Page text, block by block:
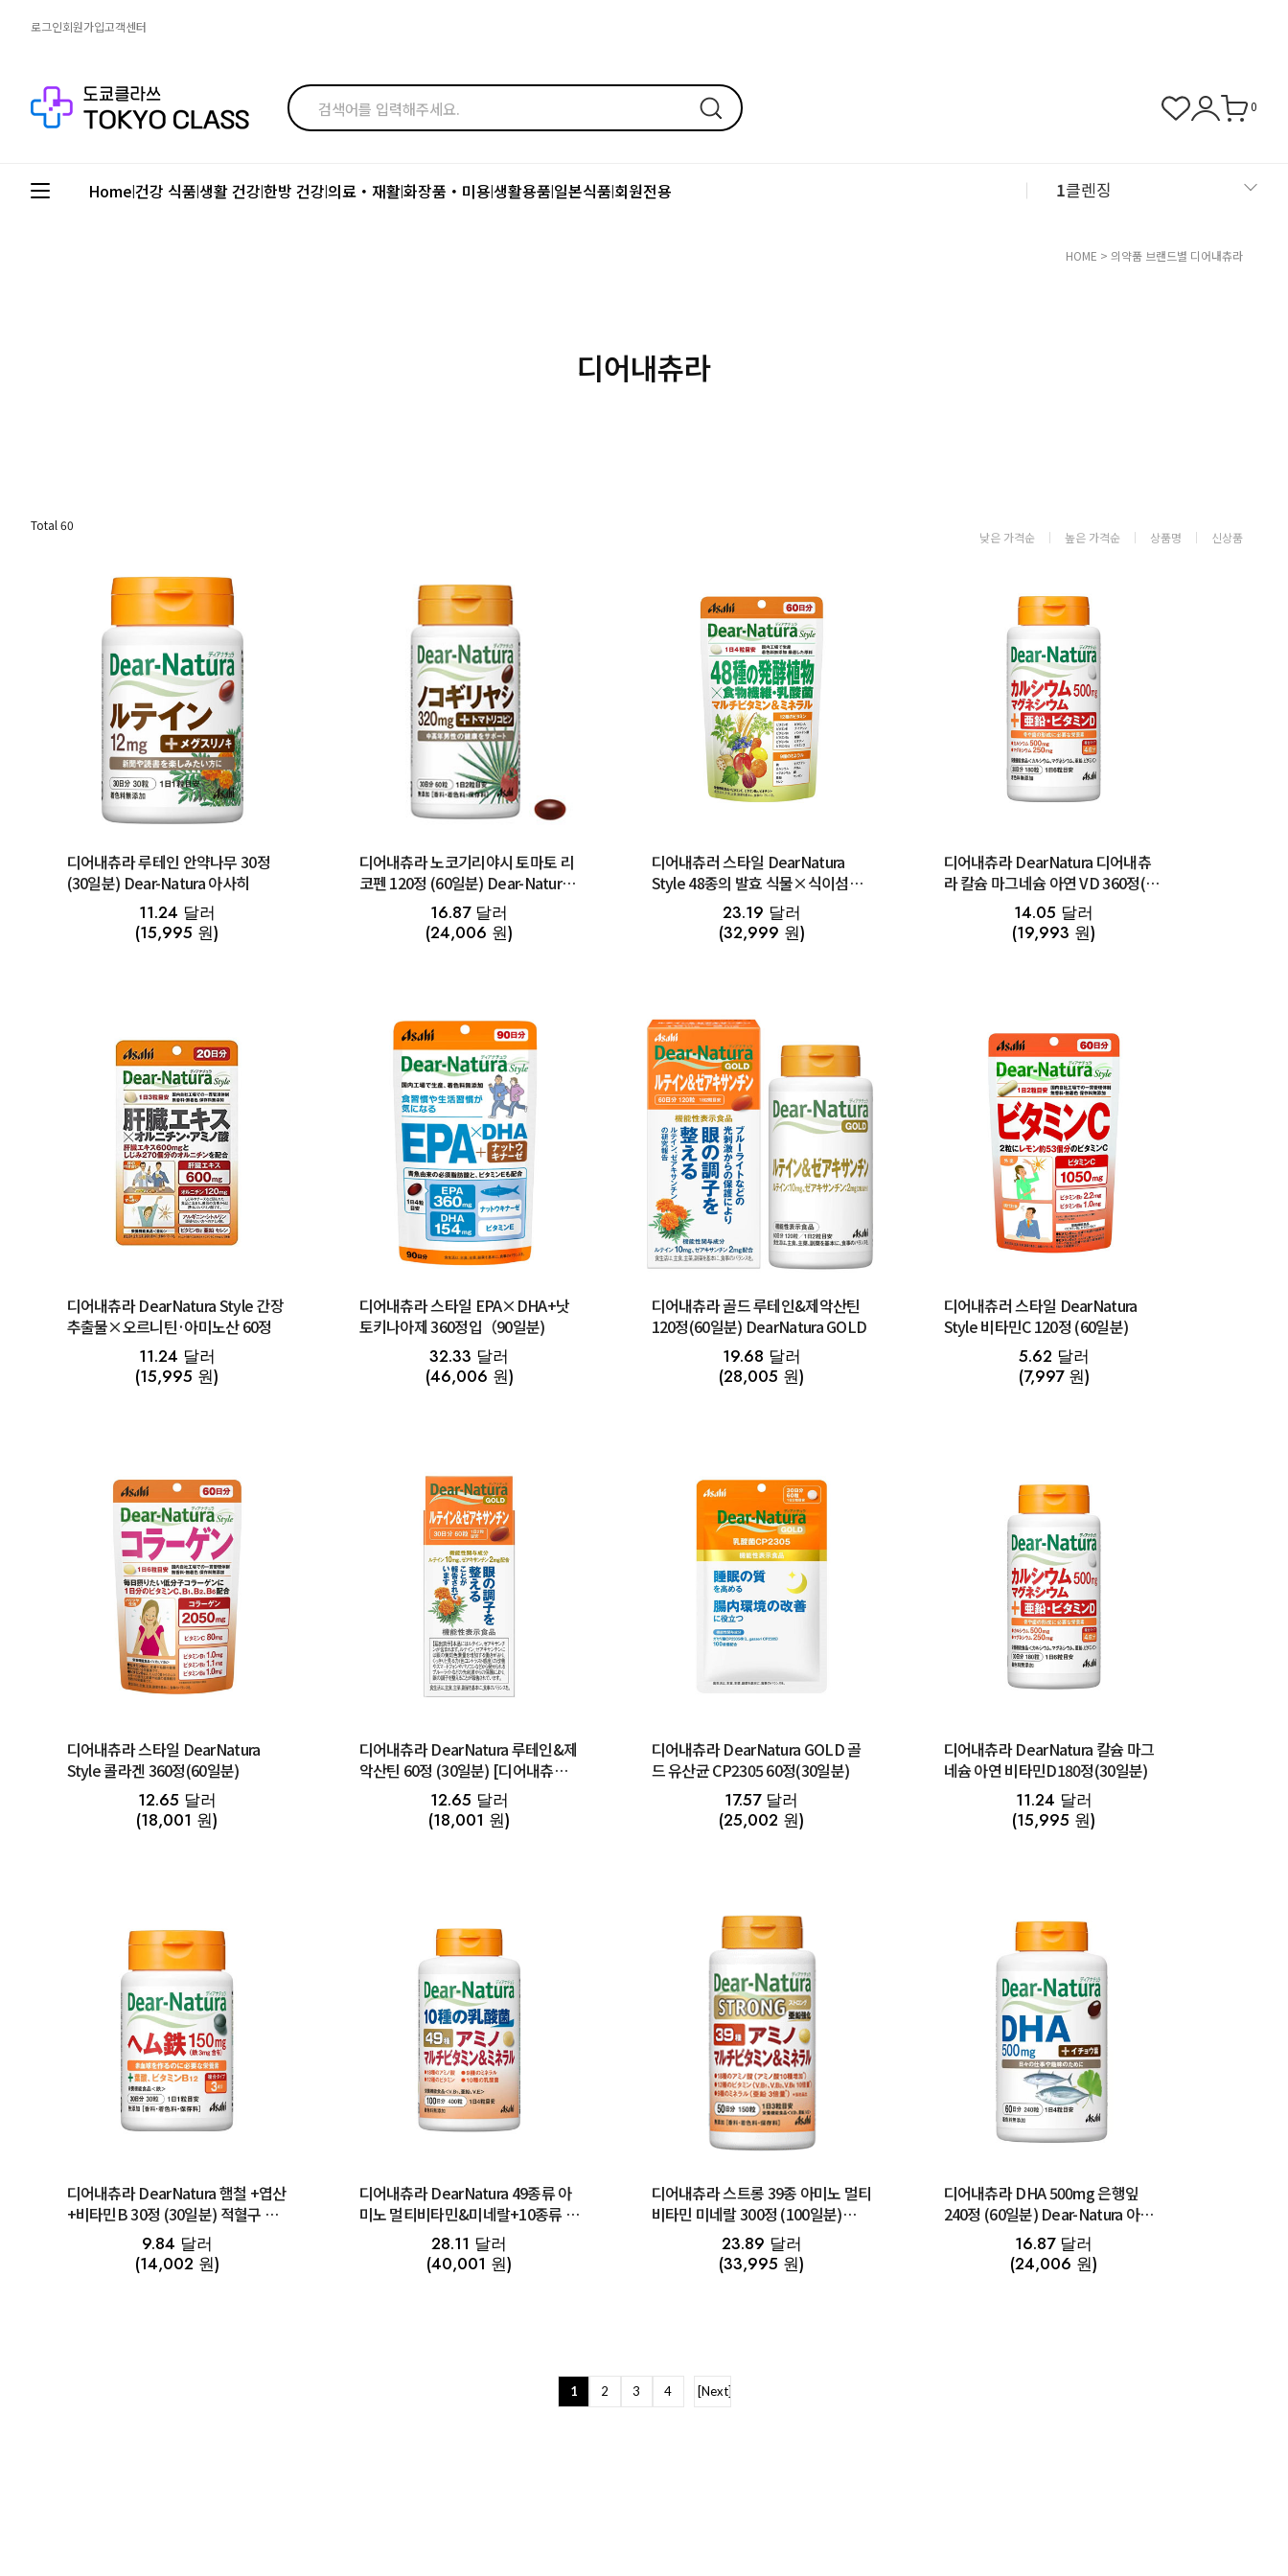
로그인회원가입고객센터
0
Home|건강 식품|생활 건강|한방 건강|의료・재활|화장품・미용|생활용품|일본식품|회원전용 1클렌징
HOME > 의약품 브랜드별 디어내츄라
디어내츄라
Total 60
낮은 가격순 높은 가격순 상품명 신상품
디어내츄라 루테인 안약나무 30정
(30일분) Dear-Natura 아사히
11.24 달러
(15,995 원)
디어내츄라 노코기리야시 토마토 리
코펜 120정 (60일분) Dear-Natura
16.87 달러
(24,006 원)
디어내츄러 스타일 DearNatura
Style 48종의 발효 식물×식이섬유·
유산균 240정(60일분)
23.19 달러
(32,999 원)
디어내츄라 DearNatura 디어내츄
라 칼슘 마그네슘 아연 VD 360정(60
14.05 달러
(19,993 원)
디어내츄라 DearNatura Style 간장
추출물×오르니틴·아미노산 60정
11.24 달러
(15,995 원)
디어내츄라 스타일 EPA×DHA+낫
토키나아제 360정입（90일분)
32.33 달러
(46,006 원)
디어내츄라 골드 루테인&제악산틴
120정(60일분) DearNatura GOLD
19.68 달러
(28,005 원)
디어내츄러 스타일 DearNatura
Style 비타민C 120정 (60일분)
5.62 달러
(7,997 원)
디어내츄라 스타일 DearNatura
Style 콜라겐 360정(60일분)
12.65 달러
(18,001 원)
디어내츄라 DearNatura 루테인&제
악산틴 60정 (30일분) [디어내츄라
골드] 기능성 표시 식품]
12.65 달러
(18,001 원)
디어내츄라 DearNatura GOLD 골
드 유산균 CP2305 60정(30일분)
17.57 달러
(25,002 원)
디어내츄라 DearNatura 칼슘 마그
네슘 아연 비타민D180정(30일분)
11.24 달러
(15,995 원)
디어내츄라 DearNatura 햄철 +엽산
+비타민B 30정 (30일분) 적혈구 부
9.84 달러
(14,002 원)
디어내츄라 DearNatura 49종류 아
미노 멀티비타민&미네랄+10종류 유
산균 400정(100일분)
28.11 달러
(40,001 원)
디어내츄라 스트롱 39종 아미노 멀티
비타민 미네랄 300정 (100일분)
Dear-Natura 아사히
23.89 달러
(33,995 원)
디어내츄라 DHA 500mg 은행잎
240정 (60일분) Dear-Natura 아사
16.87 달러
(24,006 원)
1 2 3 4 [Next]